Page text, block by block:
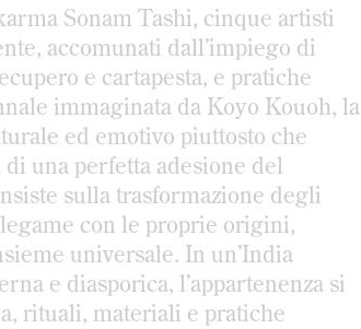
Sonam Tashi, cinque artisti
accomunati dall’impiego di
e cartapesta, e pratiche
immaginata da Koyo Kouoh, la
ed emotivo piuttosto che
una perfetta adesione del
sulla trasformazione degli
con le proprie origini,
universale. In un’India
e diasporica, l’appartenenza si
rituali, materiali e pratiche